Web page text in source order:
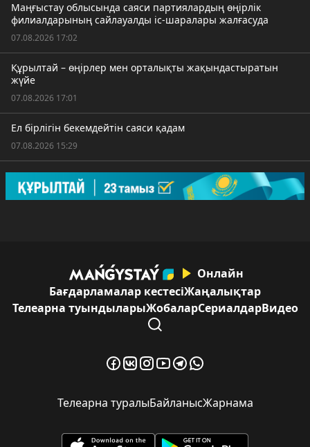
Маңғыстау облысында саяси партиялардың өңірлік
филиалдарының сайлауалды іс-шаралары жалғасуда
07.08.2026 17:02
Құрылтай – өңірлер мен орталықты жақындастыратын
жүйе
07.08.2026 17:01
Ел бірлігін бекемдейтін саяси қадам
07.08.2026 15:29
Онлайн
Бағдарламалар кестесіЖаңалықтар
Телеарна туындыларыЖобаларСериалдарВидео
Телеарна туралыБайланысЖарнама